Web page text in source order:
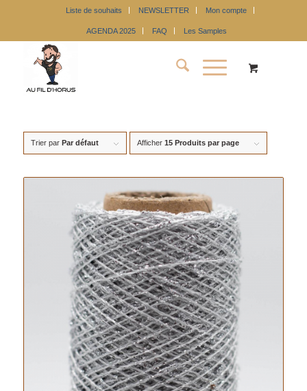
Liste de souhaits NEWSLETTER Mon compte
AGENDA 2025 FAQ Les Samples
Trier par Par défaut Afficher 15 Produits par page